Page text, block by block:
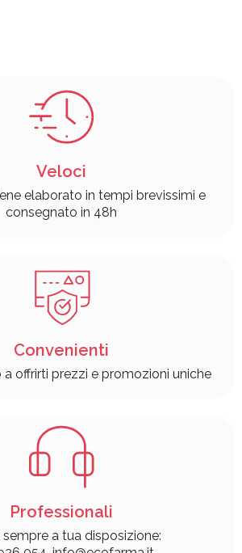
Veloci
elaborato in tempi brevissimi e
consegnato in 48h
Convenienti
offrirti prezzi e promozioni uniche
Professionali
a tua disposizione: